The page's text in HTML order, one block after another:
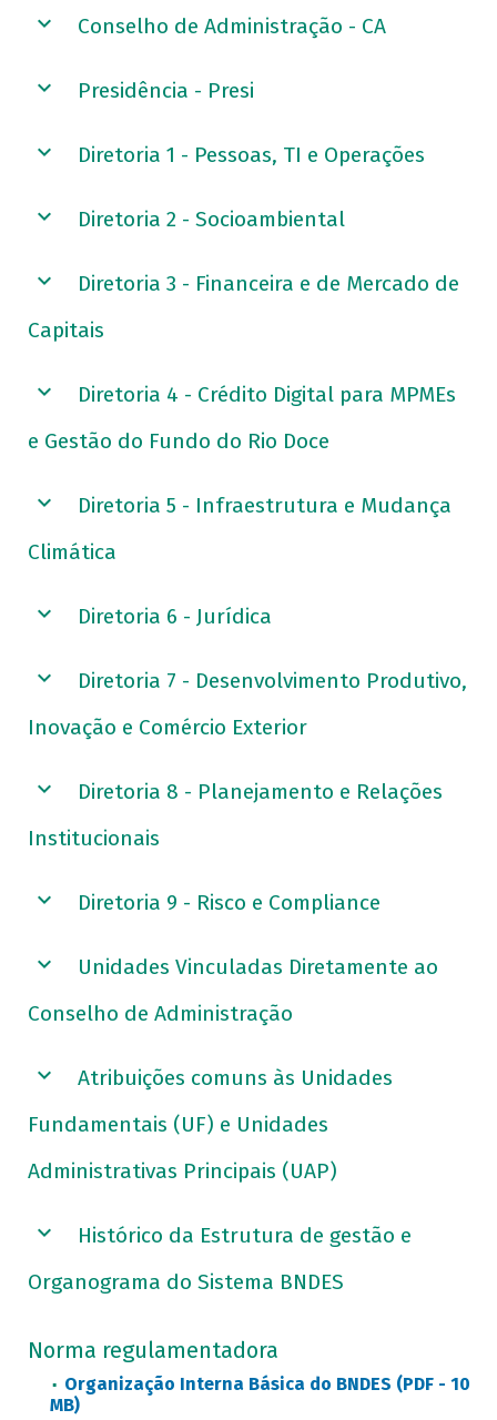
Conselho de Administração - CA
Presidência - Presi
Diretoria 1 - Pessoas, TI e Operações
Diretoria 2 - Socioambiental
Diretoria 3 - Financeira e de Mercado de
Capitais
Diretoria 4 - Crédito Digital para MPMEs
e Gestão do Fundo do Rio Doce
Diretoria 5 - Infraestrutura e Mudança
Climática
Diretoria 6 - Jurídica
Diretoria 7 - Desenvolvimento Produtivo,
Inovação e Comércio Exterior
Diretoria 8 - Planejamento e Relações
Institucionais
Diretoria 9 - Risco e Compliance
Unidades Vinculadas Diretamente ao
Conselho de Administração
Atribuições comuns às Unidades
Fundamentais (UF) e Unidades
Administrativas Principais (UAP)
Histórico da Estrutura de gestão e
Organograma do Sistema BNDES
Norma regulamentadora
Organização Interna Básica do BNDES (PDF - 10
MB)